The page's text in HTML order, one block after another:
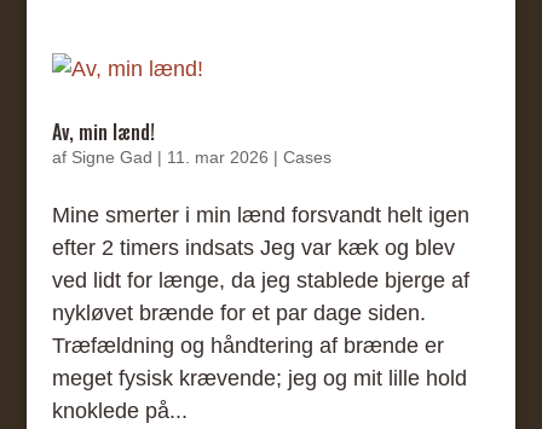
Av, min lænd!
af Signe Gad | 11. mar 2026 | Cases
Mine smerter i min lænd forsvandt helt igen
efter 2 timers indsats Jeg var kæk og blev
ved lidt for længe, da jeg stablede bjerge af
nykløvet brænde for et par dage siden.
Træfældning og håndtering af brænde er
meget fysisk krævende; jeg og mit lille hold
knoklede på...